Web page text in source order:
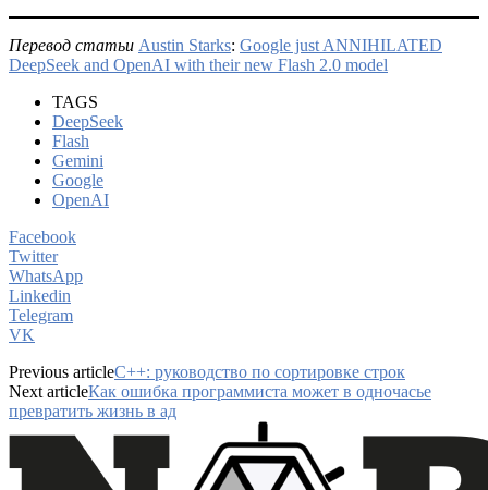
Перевод статьи Austin Starks: Google just ANNIHILATED
DeepSeek and OpenAI with their new Flash 2.0 model
TAGS
DeepSeek
Flash
Gemini
Google
OpenAI
Facebook
Twitter
WhatsApp
Linkedin
Telegram
VK
Previous articleC++: руководство по сортировке строк
Next articleКак ошибка программиста может в одночасье
превратить жизнь в ад